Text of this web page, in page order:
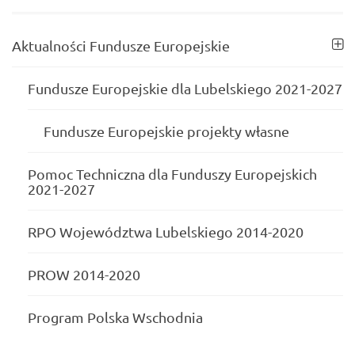
Aktualności Fundusze Europejskie
Fundusze Europejskie dla Lubelskiego 2021-2027
Fundusze Europejskie projekty własne
Pomoc Techniczna dla Funduszy Europejskich
2021-2027
RPO Województwa Lubelskiego 2014-2020
PROW 2014-2020
Program Polska Wschodnia